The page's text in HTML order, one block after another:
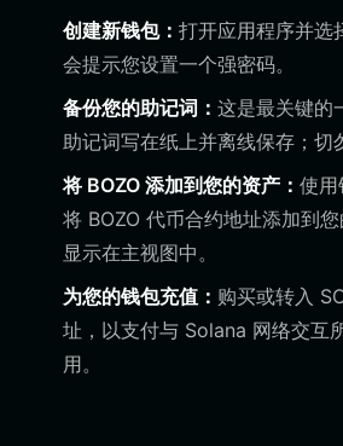
创建新钱包： 打开应用程序并选
会提示您设置一个强密码。
备份您的助记词： 这是最关键的
助记词写在纸上并离线保存；切
将 BOZO 添加到您的资产： 使用
将 BOZO 代币合约地址添加到
显示在主视图中。
为您的钱包充值： 购买或转入
址，以支付与 Solana 网络交互
用。